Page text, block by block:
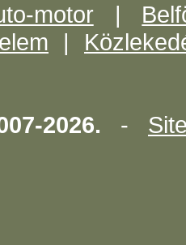
motor|
|
2026. -